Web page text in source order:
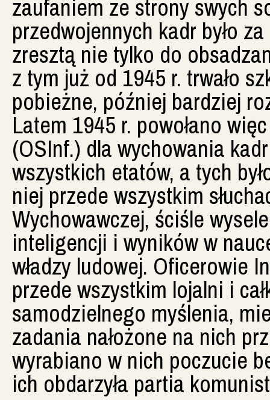
zaufaniem ze strony swych
przedwojennych kadr było
zresztą nie tylko do
z tym już od 1945 r. trwało
pobieżne, później bardziej
Latem 1945 r. powołano
(OSInf.) dla wychowania
wszystkich etatów, a tych
niej przede wszystkim
Wychowawczej, ściśle
inteligencji i wyników w
władzy ludowej. Oficerowie
przede wszystkim lojalni i
samodzielnego myślenia,
zadania nałożone na nich
wyrabiano w nich poczucie
ich obdarzyła partia